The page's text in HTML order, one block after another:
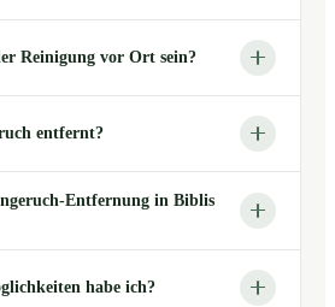
Reinigung vor Ort sein?
entfernt?
Entfernung in Biblis
habe ich?